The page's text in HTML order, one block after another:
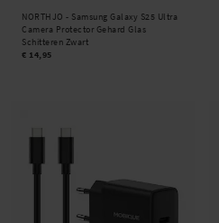
NORTHJO - Samsung Galaxy S25 Ultra
Camera Protector Gehard Glas
Schitteren Zwart
€ 14,95